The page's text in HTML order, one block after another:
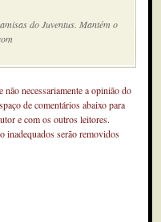
do Juventus. Mantém o
não necessariamente a opinião do
de comentários abaixo para
e com os outros leitores.
inadequados serão removidos